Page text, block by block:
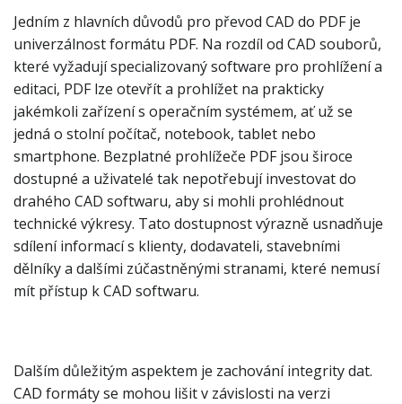
Jedním z hlavních důvodů pro převod CAD do PDF je
univerzálnost formátu PDF. Na rozdíl od CAD souborů,
které vyžadují specializovaný software pro prohlížení a
editaci, PDF lze otevřít a prohlížet na prakticky
jakémkoli zařízení s operačním systémem, ať už se
jedná o stolní počítač, notebook, tablet nebo
smartphone. Bezplatné prohlížeče PDF jsou široce
dostupné a uživatelé tak nepotřebují investovat do
drahého CAD softwaru, aby si mohli prohlédnout
technické výkresy. Tato dostupnost výrazně usnadňuje
sdílení informací s klienty, dodavateli, stavebními
dělníky a dalšími zúčastněnými stranami, které nemusí
mít přístup k CAD softwaru.
Dalším důležitým aspektem je zachování integrity dat.
CAD formáty se mohou lišit v závislosti na verzi